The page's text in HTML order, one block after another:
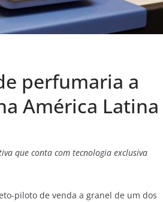
perfumaria a
América Latina
que conta com tecnologia exclusiva
piloto de venda a granel de um dos